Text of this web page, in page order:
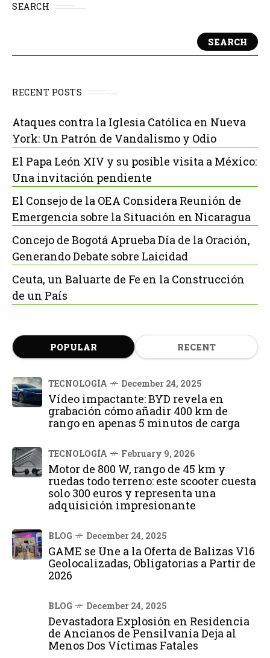
SEARCH
SEARCH
RECENT POSTS
Ataques contra la Iglesia Católica en Nueva
York: Un Patrón de Vandalismo y Odio
El Papa León XIV y su posible visita a México:
Una invitación pendiente
El Consejo de la OEA Considera Reunión de
Emergencia sobre la Situación en Nicaragua
Concejo de Bogotá Aprueba Día de la Oración,
Generando Debate sobre Laicidad
Ceuta, un Baluarte de Fe en la Construcción
de un País
POPULAR RECENT
TECNOLOGÍA December 24, 2025
Vídeo impactante: BYD revela en
grabación cómo añadir 400 km de
rango en apenas 5 minutos de carga
TECNOLOGÍA February 9, 2026
Motor de 800 W, rango de 45 km y
ruedas todo terreno: este scooter cuesta
solo 300 euros y representa una
adquisición impresionante
BLOG December 24, 2025
GAME se Une a la Oferta de Balizas V16
Geolocalizadas, Obligatorias a Partir de
2026
BLOG December 24, 2025
Devastadora Explosión en Residencia
de Ancianos de Pensilvania Deja al
Menos Dos Víctimas Fatales